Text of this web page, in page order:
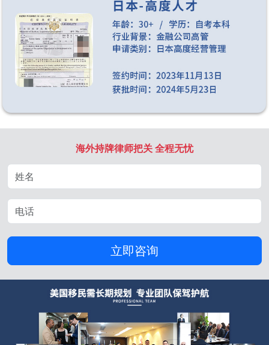
海外持牌律师把关 全程无忧
立即咨询